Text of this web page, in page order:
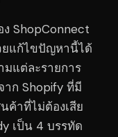
ShopConnect
ยแก้ไขปัญหานี้ได้
แต่ละรายการ
ก Shopify ที่มี
ค้าที่ไม่ต้องเสีย
เป็น 4 บรรทัด